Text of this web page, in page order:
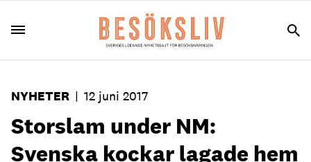
NYHETER | 12 juni 2017
Storslam under NM:
Svenska kockar lagade hem